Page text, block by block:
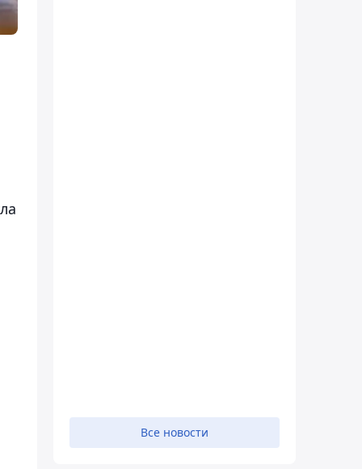
Все новости